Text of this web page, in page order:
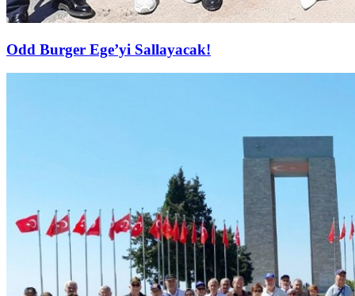
Odd Burger Ege’yi Sallayacak!